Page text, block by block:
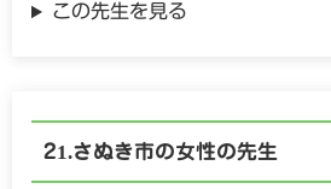
この先生を見る
さぬき市の女性の先生